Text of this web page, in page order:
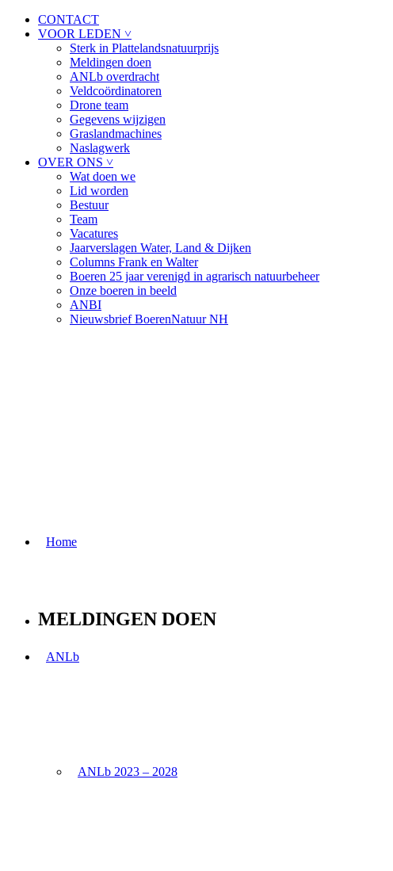
CONTACT
VOOR LEDEN ˅
Sterk in Plattelandsnatuurprijs
Meldingen doen
ANLb overdracht
Veldcoördinatoren
Drone team
Gegevens wijzigen
Graslandmachines
Naslagwerk
OVER ONS ˅
Wat doen we
Lid worden
Bestuur
Team
Vacatures
Jaarverslagen Water, Land & Dijken
Columns Frank en Walter
Boeren 25 jaar verenigd in agrarisch natuurbeheer
Onze boeren in beeld
ANBI
Nieuwsbrief BoerenNatuur NH
Home
ANLb
ANLb 2023 – 2028
MELDINGEN DOEN